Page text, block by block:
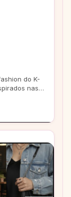
do K-
nas